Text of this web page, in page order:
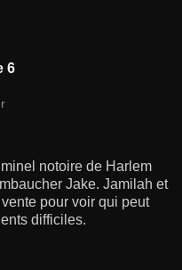
6
notoire de Harlem
Jake. Jamilah et
pour voir qui peut
difficiles.